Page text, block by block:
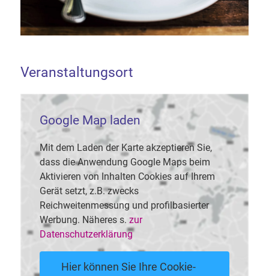
Veranstaltungsort
Google Map laden
Mit dem Laden der Karte akzeptieren Sie,
dass die Anwendung Google Maps beim
Aktivieren von Inhalten Cookies auf Ihrem
Gerät setzt, z.B. zwecks
Reichweitenmessung und profilbasierter
Werbung. Näheres s. zur
Datenschutzerklärung
Hier können Sie Ihre Cookie-